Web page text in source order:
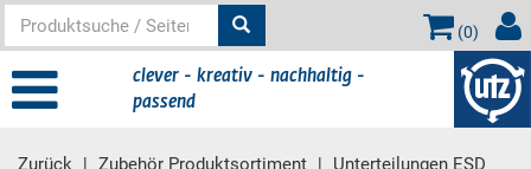
(0)
clever - kreativ - nachhaltig -
passend
Zurück Zubehör Produktsortiment
Unterteilungen ESD